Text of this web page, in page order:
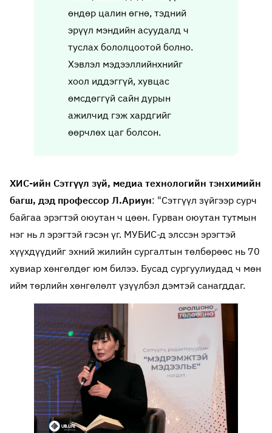
өндөр цалин өгнө, тэдний
эрүүл мэндийн асуудалд ч
туслах бололцоотой болно.
Хэвлэл мэдээллийнхнийг
хоол иддэггүй, хувцас
өмсдөггүй сайн дурын
ажилчид гэж хардгийг
өөрчлөх цаг болсон.
ХИС-ийн Сэтгүүл зүй, медиа технологийн тэнхимийн
багш, дэд профессор Л.Ариун: "Сэтгүүл зүйгээр сурч
байгаа эрэгтэй оюутан ч цөөн. Гурван оюутан тутмын
нэг нь л эрэгтэй гэсэн үг. МУБИС-д элссэн эрэгтэй
хүүхдүүдийг эхний жилийн сургалтын төлбөрөөс нь 70
хувиар хөнгөлдөг юм билээ. Бусад сургуулиудад ч мөн
ийм төрлийн хөнгөлөлт үзүүлбэл дэмтэй санагддаг.